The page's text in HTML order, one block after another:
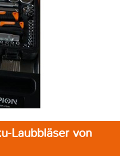
Laubbläser von